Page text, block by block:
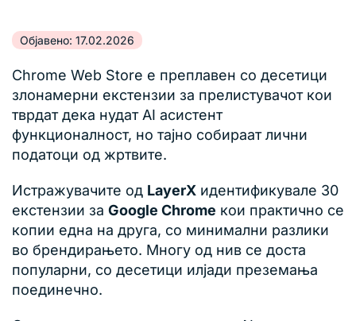
Објавено: 17.02.2026
Chrome Web Store е преплавен со десетици
злонамерни екстензии за прелистувачот кои
тврдат дека нудат AI асистент
функционалност, но тајно собираат лични
податоци од жртвите.
Истражувачите од LayerX идентификувале 30
екстензии за Google Chrome кои практично се
копии една на друга, со минимални разлики
во брендирањето. Многу од нив се доста
популарни, со десетици илјади преземања
поединечно.